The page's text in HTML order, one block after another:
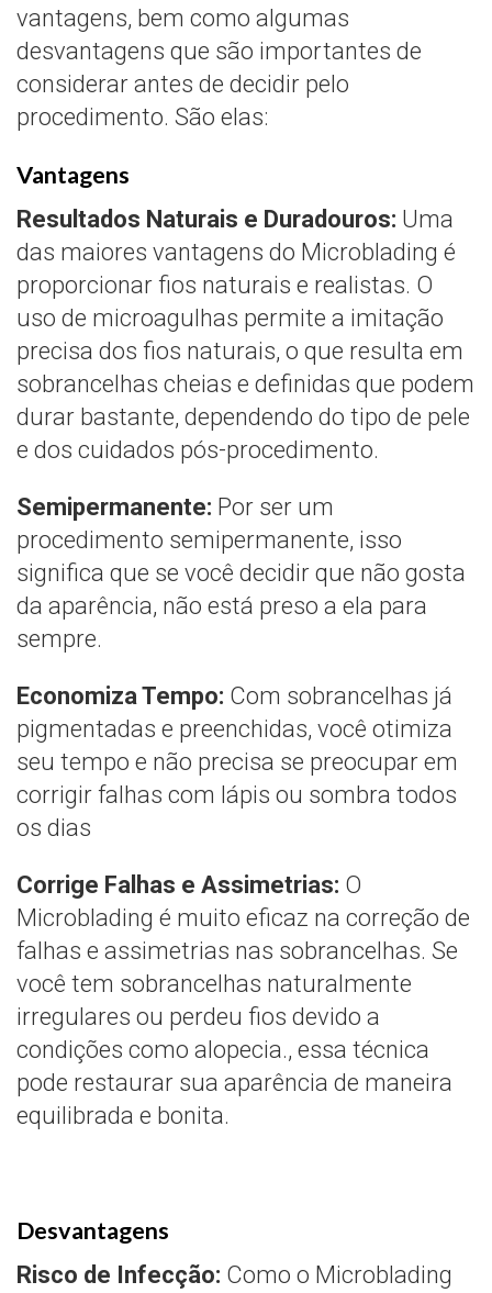
vantagens, bem como algumas
desvantagens que são importantes de
considerar antes de decidir pelo
procedimento. São elas:
Vantagens
Resultados Naturais e Duradouros: Uma
das maiores vantagens do Microblading é
proporcionar fios naturais e realistas. O
uso de microagulhas permite a imitação
precisa dos fios naturais, o que resulta em
sobrancelhas cheias e definidas que podem
durar bastante, dependendo do tipo de pele
e dos cuidados pós-procedimento.
Semipermanente: Por ser um
procedimento semipermanente, isso
significa que se você decidir que não gosta
da aparência, não está preso a ela para
sempre.
Economiza Tempo: Com sobrancelhas já
pigmentadas e preenchidas, você otimiza
seu tempo e não precisa se preocupar em
corrigir falhas com lápis ou sombra todos
os dias
Corrige Falhas e Assimetrias: O
Microblading é muito eficaz na correção de
falhas e assimetrias nas sobrancelhas. Se
você tem sobrancelhas naturalmente
irregulares ou perdeu fios devido a
condições como alopecia., essa técnica
pode restaurar sua aparência de maneira
equilibrada e bonita.
Desvantagens
Risco de Infecção: Como o Microblading